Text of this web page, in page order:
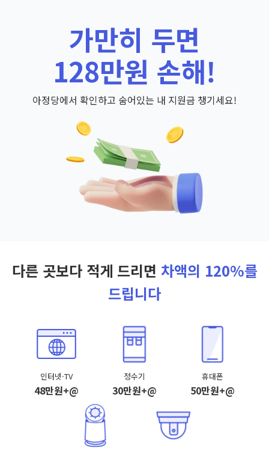
가만히 두면
128만원 손해!
아정당에서 확인하고 숨어있는 내 지원금 챙기세요!
다른 곳보다 적게 드리면 차액의 120%를
드립니다
인터넷·TV
48만원+@
정수기
30만원+@
휴대폰
50만원+@